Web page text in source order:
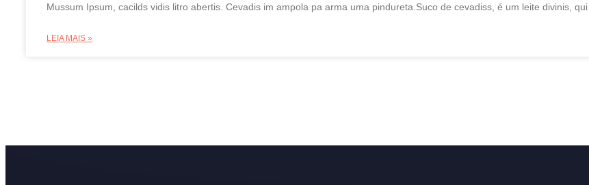
Mussum Ipsum, cacilds vidis litro abertis. Cevadis im ampola pa arma uma pindureta.Suco de cevadiss, é um leite divinis,
LEIA MAIS »